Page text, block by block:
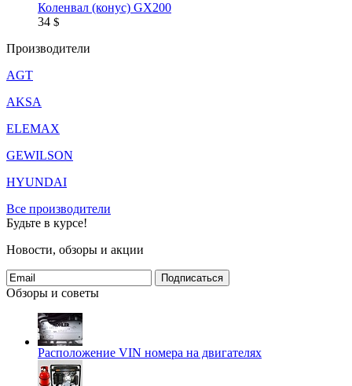
Коленвал (конус) GX200
34 $
Производители
AGT
AKSA
ELEMAX
GEWILSON
HYUNDAI
Все производители
Будьте в курсе!
Новости, обзоры и акции
Подписаться
Обзоры и советы
Расположение VIN номера на двигателях